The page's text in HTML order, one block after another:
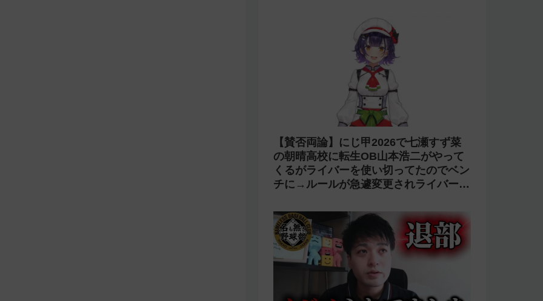
【賛否両論】にじ甲2026で七瀬すず菜
の朝晴高校に転生OB山本浩二がやって
くるがライバーを使い切ってたのでベン
チに→ルールが急遽変更されライバーの